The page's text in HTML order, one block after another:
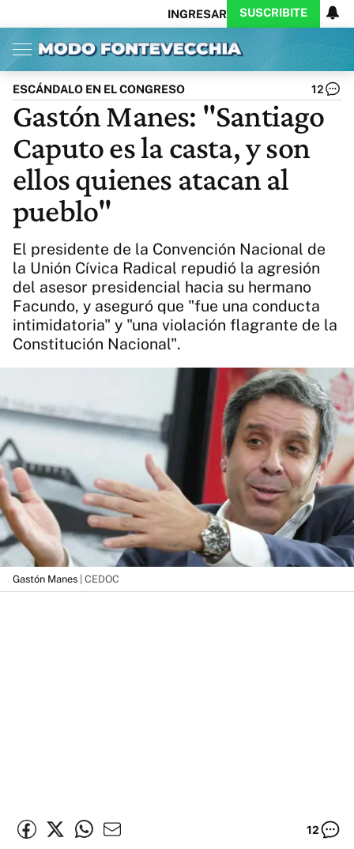
INGRESAR SUSCRIBITE
Inicio Ahora
Opinión
Política
Ciencia
Protagonistas
Cultura
Arte
Educación
Internacional
Clima
CARAS
Exitoina
Turismo
Videos
Córdoba
Reperfilar
Business
Exitoina
Diario del Juicio
Actualidad
ESCÁNDALO EN EL CONGRESO 12
Gastón Manes: "Santiago
Caputo es la casta, y son
ellos quienes atacan al
pueblo"
El presidente de la Convención Nacional de
la Unión Cívica Radical repudió la agresión
del asesor presidencial hacia su hermano
Facundo, y aseguró que "fue una conducta
intimidatoria" y "una violación flagrante de la
Constitución Nacional".
Gastón Manes | CEDOC
12